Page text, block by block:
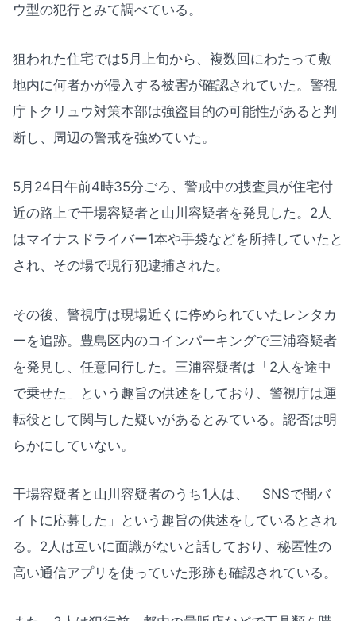
ウ型の犯行とみて調べている。
狙われた住宅では5月上旬から、複数回にわたって敷
地内に何者かが侵入する被害が確認されていた。警視
庁トクリュウ対策本部は強盗目的の可能性があると判
断し、周辺の警戒を強めていた。
5月24日午前4時35分ごろ、警戒中の捜査員が住宅付
近の路上で干場容疑者と山川容疑者を発見した。2人
はマイナスドライバー1本や手袋などを所持していたと
され、その場で現行犯逮捕された。
その後、警視庁は現場近くに停められていたレンタカ
ーを追跡。豊島区内のコインパーキングで三浦容疑者
を発見し、任意同行した。三浦容疑者は「2人を途中
で乗せた」という趣旨の供述をしており、警視庁は運
転役として関与した疑いがあるとみている。認否は明
らかにしていない。
干場容疑者と山川容疑者のうち1人は、「SNSで闇バ
イトに応募した」という趣旨の供述をしているとされ
る。2人は互いに面識がないと話しており、秘匿性の
高い通信アプリを使っていた形跡も確認されている。